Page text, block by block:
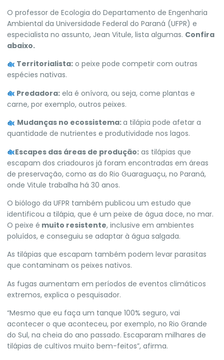
O professor de Ecologia do Departamento de Engenharia
Ambiental da Universidade Federal do Paraná (UFPR) e
especialista no assunto, Jean Vitule, lista algumas. Confira
abaixo.
Territorialista:o peixe pode competir com outras
espécies nativas.
Predadora:ela é onívora, ou seja, come plantas e
carne, por exemplo, outros peixes.
Mudanças no ecossistema:a tilápia pode afetar a
quantidade de nutrientes e produtividade nos lagos.
Escapes das áreas de produção:as tilápias que
escapam dos criadouros já foram encontradas em áreas
de preservação, como as do Rio Guaraguaçu, no Paraná,
onde Vitule trabalha há 30 anos.
O biólogo da UFPR também publicou um estudo que
identificou a tilápia, que é um peixe de água doce, no mar.
O peixe é muito resistente, inclusive em ambientes
poluídos, e conseguiu se adaptar à água salgada.
As tilápias que escapam também podem levar parasitas
que contaminam os peixes nativos.
As fugas aumentam em períodos de eventos climáticos
extremos, explica o pesquisador.
“Mesmo que eu faça um tanque 100% seguro, vai
acontecer o que aconteceu, por exemplo, no Rio Grande
do Sul, na cheia do ano passado. Escaparam milhares de
tilápias de cultivos muito bem-feitos”, afirma.